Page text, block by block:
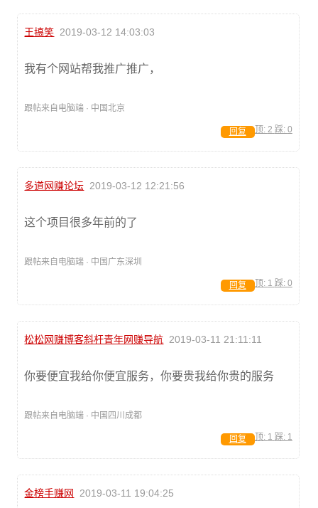
王搞笑 2019-03-12 14:03:03
我有个网站帮我推广推广，
跟帖来自电脑端 · 中国北京
顶: 2 踩: 0
回复
多道网赚论坛 2019-03-12 12:21:56
这个项目很多年前的了
跟帖来自电脑端 · 中国广东深圳
顶: 1 踩: 0
回复
松松网赚博客斜杆青年网赚导航 2019-03-11 21:11:11
你要便宜我给你便宜服务，你要贵我给你贵的服务
跟帖来自电脑端 · 中国四川成都
顶: 1 踩: 1
回复
金榜手赚网 2019-03-11 19:04:25